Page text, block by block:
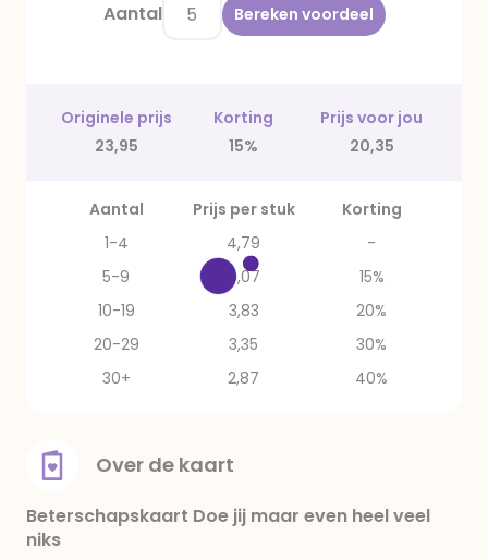
Aantal Bereken voordeel
Originele prijs Korting
Prijs voor jou
23,95
15% 20,35
Aantal Prijs per stuk
Korting
1-4
4,79
-
5-9
4,07
15%
10-19
3,83
20%
20-29
3,35
30%
30+
2,87 40%
Over de kaart
Beterschapskaart Doe jij maar even heel veel
niks